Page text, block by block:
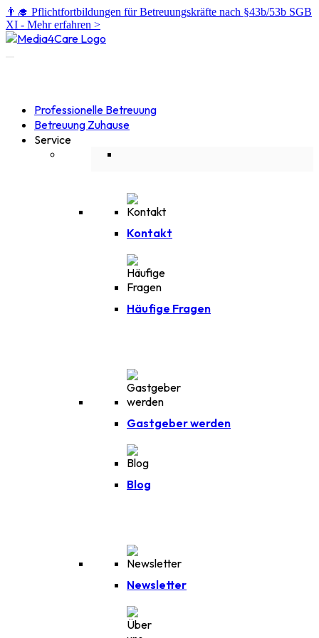
👨‍🎓 Pflichtfortbildungen für Betreuungskräfte nach §43b/53b SGB
XI - Mehr erfahren >
Professionelle Betreuung
Betreuung Zuhause
Service
Kontakt
Häufige Fragen
Gastgeber werden
Blog
Newsletter